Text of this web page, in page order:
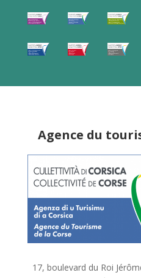
Agence du
17, boulevard du Roi